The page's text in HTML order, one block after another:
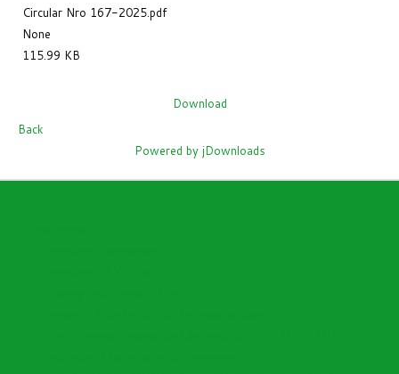
Circular Nro 167-2025.pdf
None
115.99 KB
Download
Back
Powered by jDownloads